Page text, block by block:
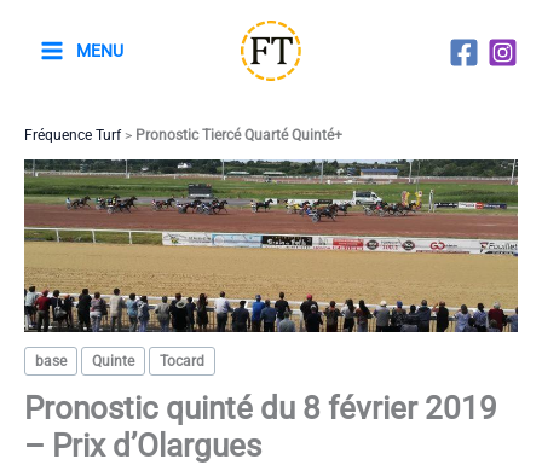
MENU
Fréquence Turf> Pronostic Tiercé Quarté Quinté+
base Quinte Tocard
Pronostic quinté du 8 février 2019
– Prix d’Olargues